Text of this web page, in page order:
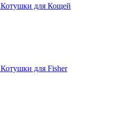
Котушки для Кощей
Котушки для Fisher